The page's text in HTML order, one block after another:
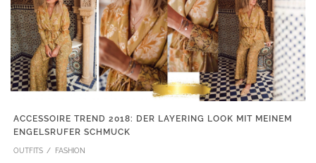
ACCESSOIRE TREND 2018: DER LAYERING LOOK MIT MEINEM
ENGELSRUFER SCHMUCK
OUTFITS FASHION